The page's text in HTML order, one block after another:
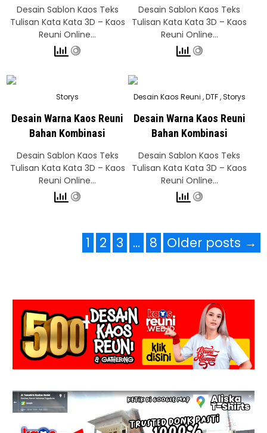
Desain Sablon Kaos Teks
Tulisan Kata Kata 3D – Kaos
Reuni Online…
Desain Sablon Kaos Teks
Tulisan Kata Kata 3D – Kaos
Reuni Online…
Posted
Storys
Desain Warna Kaos Reuni
Bahan Kombinasi
Desain Sablon Kaos Teks
Tulisan Kata Kata 3D – Kaos
Reuni Online…
Posted
Desain Kaos Reuni ,DTF,Storys
Desain Warna Kaos Reuni
Bahan Kombinasi
Desain Sablon Kaos Teks
Tulisan Kata Kata 3D – Kaos
Reuni Online…
1 2 3 … 8 Older posts →